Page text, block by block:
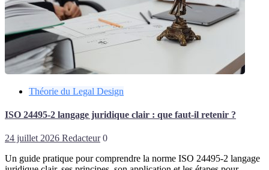
Théorie du Legal Design
ISO 24495-2 langage juridique clair : que faut-il retenir ?
24 juillet 2026 Redacteur 0
Un guide pratique pour comprendre la norme ISO 24495-2 langage